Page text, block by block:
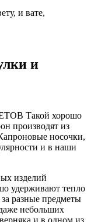
и вате,
и
Такой хорошо
производят из
носочки,
и в наши
изделий
удерживают тепло
разные предметы
небольших
и в одном из